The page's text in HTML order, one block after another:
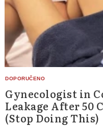
Gynecologist in
Leakage After 50
(Stop Doing This)